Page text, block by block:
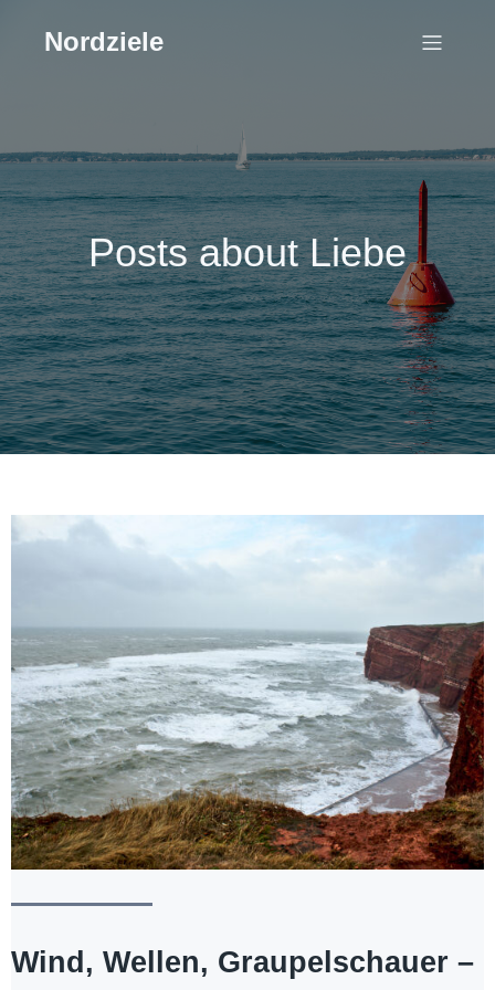
Nordziele
Posts about Liebe
Wind, Wellen, Graupelschauer –